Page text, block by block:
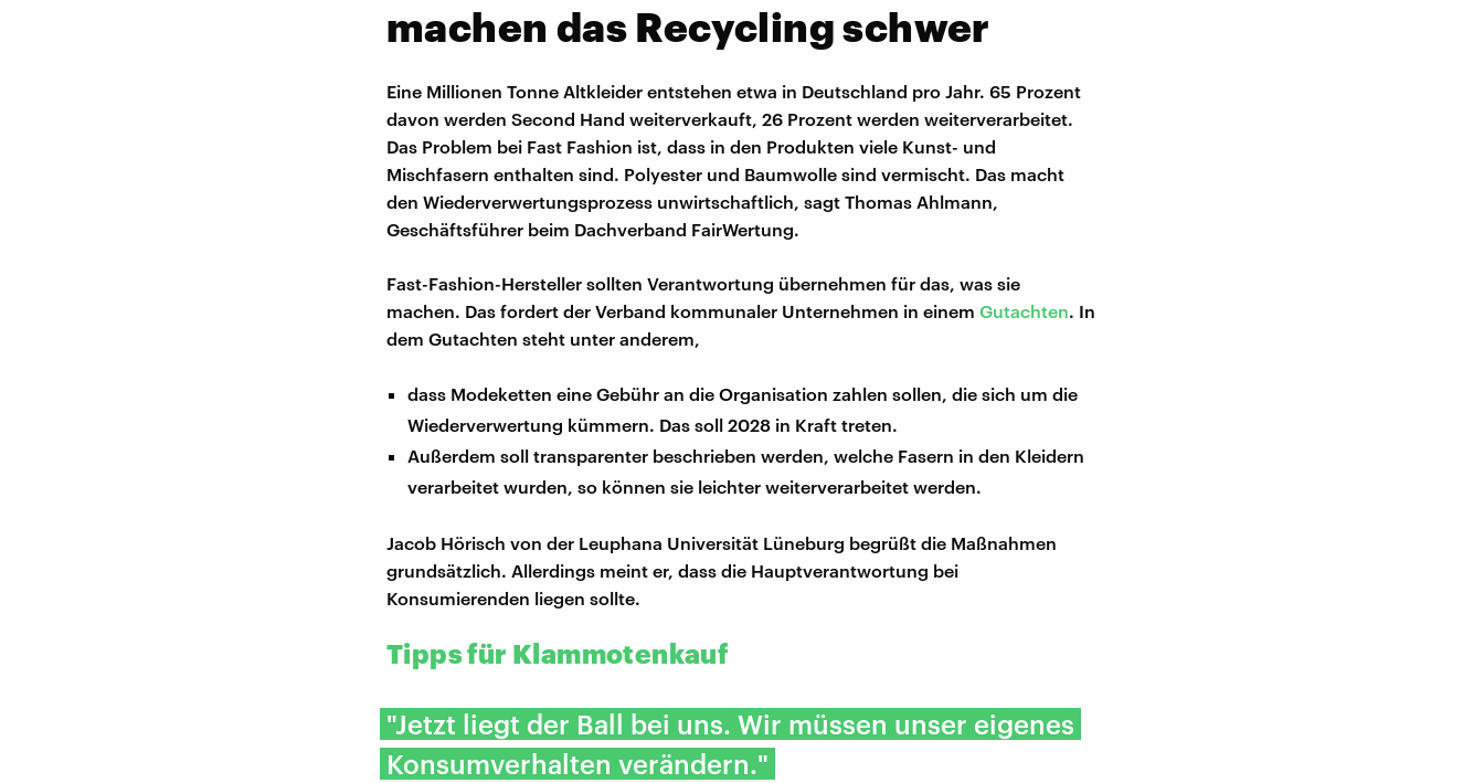
machen das Recycling schwer
Eine Millionen Tonne Altkleider entstehen etwa in Deutschland pro Jahr. 65 Prozent
davon werden Second Hand weiterverkauft, 26 Prozent werden weiterverarbeitet.
Das Problem bei Fast Fashion ist, dass in den Produkten viele Kunst- und
Mischfasern enthalten sind. Polyester und Baumwolle sind vermischt. Das macht
den Wiederverwertungsprozess unwirtschaftlich, sagt Thomas Ahlmann,
Geschäftsführer beim Dachverband FairWertung.
Fast-Fashion-Hersteller sollten Verantwortung übernehmen für das, was sie
machen. Das fordert der Verband kommunaler Unternehmen in einem Gutachten. In
dem Gutachten steht unter anderem,
dass Modeketten eine Gebühr an die Organisation zahlen sollen, die sich um die
Wiederverwertung kümmern. Das soll 2028 in Kraft treten.
Außerdem soll transparenter beschrieben werden, welche Fasern in den Kleidern
verarbeitet wurden, so können sie leichter weiterverarbeitet werden.
Jacob Hörisch von der Leuphana Universität Lüneburg begrüßt die Maßnahmen
grundsätzlich. Allerdings meint er, dass die Hauptverantwortung bei
Konsumierenden liegen sollte.
Tipps für Klammotenkauf
"Jetzt liegt der Ball bei uns. Wir müssen unser eigenes
Konsumverhalten verändern."